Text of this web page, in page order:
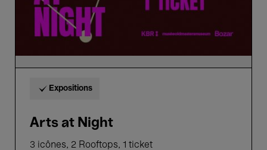
Expositions
Arts at Night
3 icônes, 2 Rooftops, 1 ticket